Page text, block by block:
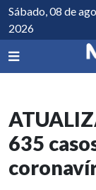
Sábado, 08 de
2026
635